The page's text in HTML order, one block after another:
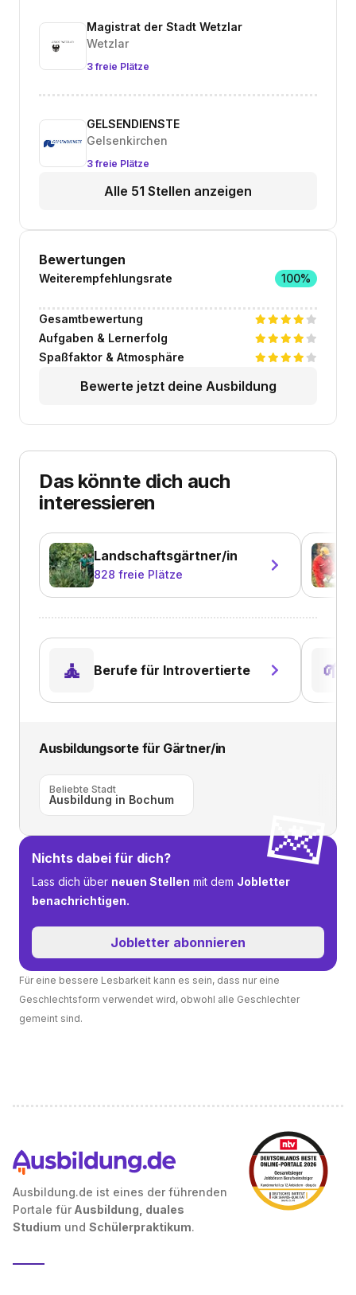
Magistrat der Stadt Wetzlar
Wetzlar
3 freie Plätze
GELSENDIENSTE
Gelsenkirchen
3 freie Plätze
Alle 51 Stellen anzeigen
Bewertungen
Weiterempfehlungsrate 100%
Gesamtbewertung
Aufgaben & Lernerfolg
Spaßfaktor & Atmosphäre
Bewerte jetzt deine Ausbildung
Das könnte dich auch
interessieren
Landschaftsgärtner/in
828 freie Plätze
🧘 Berufe für Introvertierte 🌱
Ausbildungsorte für Gärtner/in
Beliebte Stadt
Ausbildung in Bochum
💌
Nichts dabei für dich?
Lass dich über neuen Stellen mit dem Jobletter
benachrichtigen.
Jobletter abonnieren
Für eine bessere Lesbarkeit kann es sein, dass nur eine
Geschlechtsform verwendet wird, obwohl alle Geschlechter
gemeint sind.
Ausbildung.de ist eines der führenden
Portale für Ausbildung, duales
Studium und Schülerpraktikum.